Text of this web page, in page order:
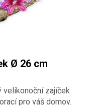
Ø 26 cm
velikonoční zajíček
pro váš domov.